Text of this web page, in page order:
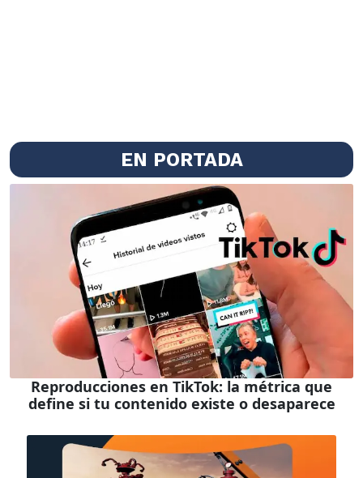
EN PORTADA
Reproducciones en TikTok: la métrica que
define si tu contenido existe o desaparece